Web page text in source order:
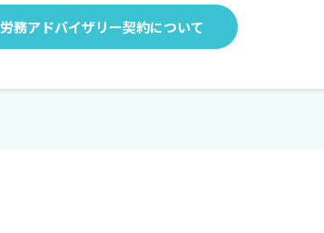
労務アドバイザリー契約について